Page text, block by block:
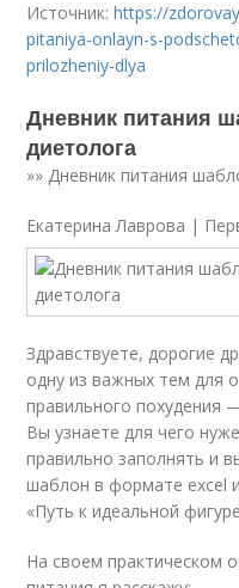
Источник:https://
pitaniya-onlayn-s-
prilozheniy-dlya
Дневник питания
диетолога
»» Дневник питания
Екатерина Лаврова |
Здравствуете, дорогие
одну из важных тем для
правильного похудения
Вы узнаете для чего
правильно заполнять и
шаблон в формате excel
«Путь к идеальной
На своем практическом